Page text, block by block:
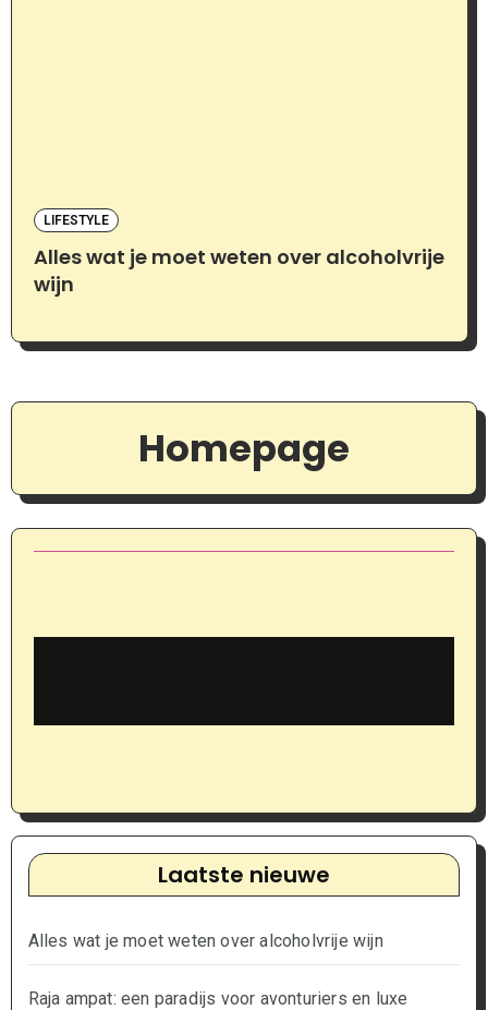
LIFESTYLE
Alles wat je moet weten over alcoholvrije
wijn
Homepage
Laatste nieuwe
Alles wat je moet weten over alcoholvrije wijn
Raja ampat: een paradijs voor avonturiers en luxe